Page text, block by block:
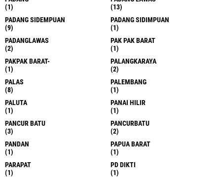
(1)
(13)
PADANG SIDEMPUAN
(9)
PADANG SIDIMPUAN
(1)
PADANGLAWAS
(2)
PAK PAK BARAT
(1)
PAKPAK BARAT-
(1)
PALANGKARAYA
(2)
PALAS
(8)
PALEMBANG
(1)
PALUTA
(1)
PANAI HILIR
(1)
PANCUR BATU
(3)
PANCURBATU
(2)
PANDAN
(1)
PAPUA BARAT
(1)
PARAPAT
(1)
PD DIKTI
(1)